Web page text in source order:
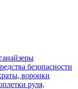
безопасности
воронки
руля,